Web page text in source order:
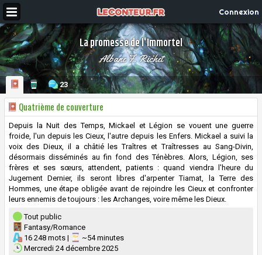
Connexion
La promesse de l'Immortel
Albane F. Richet
23
Quatrième de couverture
Depuis la Nuit des Temps, Mickael et Légion se vouent une guerre
froide, l'un depuis les Cieux, l'autre depuis les Enfers. Mickael a suivi la
voix des Dieux, il a châtié les Traîtres et Traîtresses au Sang-Divin,
désormais disséminés au fin fond des Ténèbres. Alors, Légion, ses
frères et ses sœurs, attendent, patients : quand viendra l'heure du
Jugement Dernier, ils seront libres d'arpenter Tiamat, la Terre des
Hommes, une étape obligée avant de rejoindre les Cieux et confronter
leurs ennemis de toujours : les Archanges, voire même les Dieux.
Tout public
Fantasy/Romance
16 248 mots |
~54 minutes
Mercredi 24 décembre 2025